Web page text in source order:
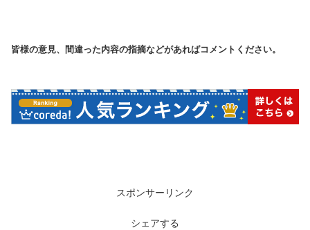
皆様の意見、間違った内容の指摘などがあればコメントください。
スポンサーリンク
シェアする